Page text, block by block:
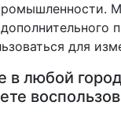
для
любой